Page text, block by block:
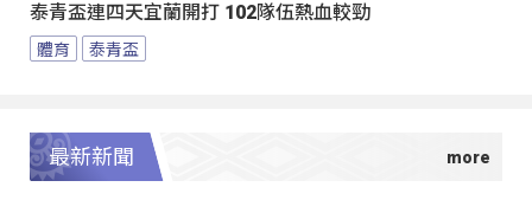
泰青盃連四天宜蘭開打 102隊伍熱血較勁
體育 泰青盃
最新新聞